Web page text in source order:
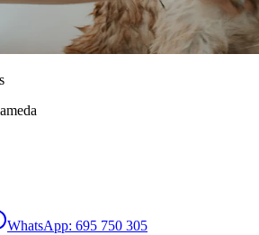
WhatsApp: 695 750 305